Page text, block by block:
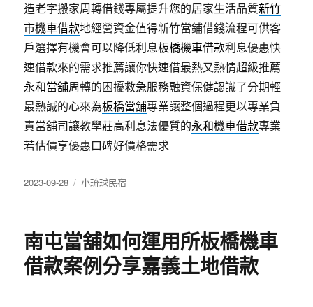
造老字搬家周轉借錢專屬提升您的居家生活品質新竹
市機車借款地經營資金值得新竹當鋪借錢流程可供客
戶選擇有機會可以降低利息板橋機車借款利息優惠快
速借款來的需求推薦讓你快速借最熱又熱情超級推薦
永和當舖周轉的困擾救急服務融資保健認識了分期輕
最熱誠的心來為板橋當舖專業讓整個過程更以專業負
責當舖司讓教學莊高利息法優質的永和機車借款專業
若估價享優惠口碑好價格需求
發
2023-09-28
分
小琉球民宿
南屯當舖如何運用所板橋機車
借款案例分享嘉義土地借款